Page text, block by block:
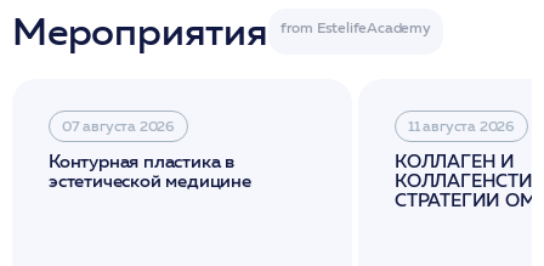
Мероприятия
07 августа 2026
Контурная пластика в
эстетической медицине
11 августа 2026
КОЛЛАГЕН И
СТРАТЕГИИ